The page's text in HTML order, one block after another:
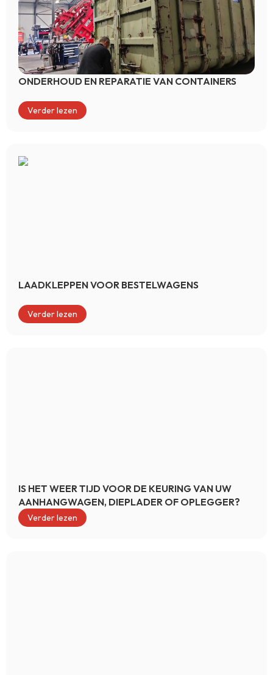
ONDERHOUD EN REPARATIE VAN CONTAINERS
Verder lezen
LAADKLEPPEN VOOR BESTELWAGENS
Verder lezen
IS HET WEER TIJD VOOR DE KEURING VAN UW
AANHANGWAGEN, DIEPLADER OF OPLEGGER?
Verder lezen